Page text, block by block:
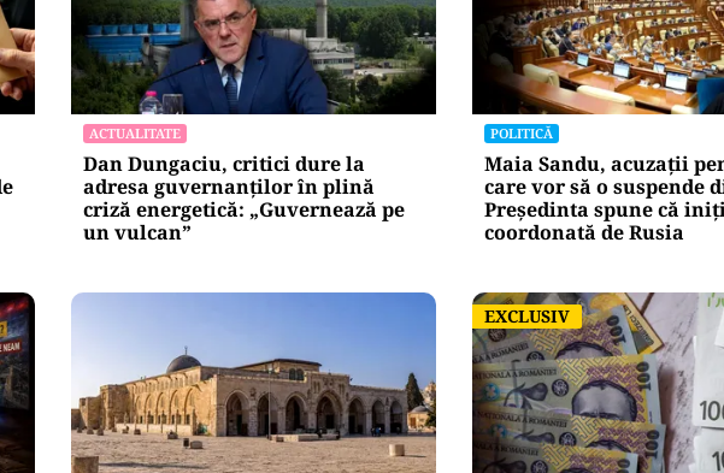
ACTUALITATE
Dan Dungaciu, critici dure la
adresa guvernanților în plină
criză energetică: „Guvernează pe
un vulcan”
POLITICĂ
Maia Sandu, acuzații
care vor să o suspende
Președinta spune că
coordonată de Rusia
EXCLUSIV
EXCLUSIV